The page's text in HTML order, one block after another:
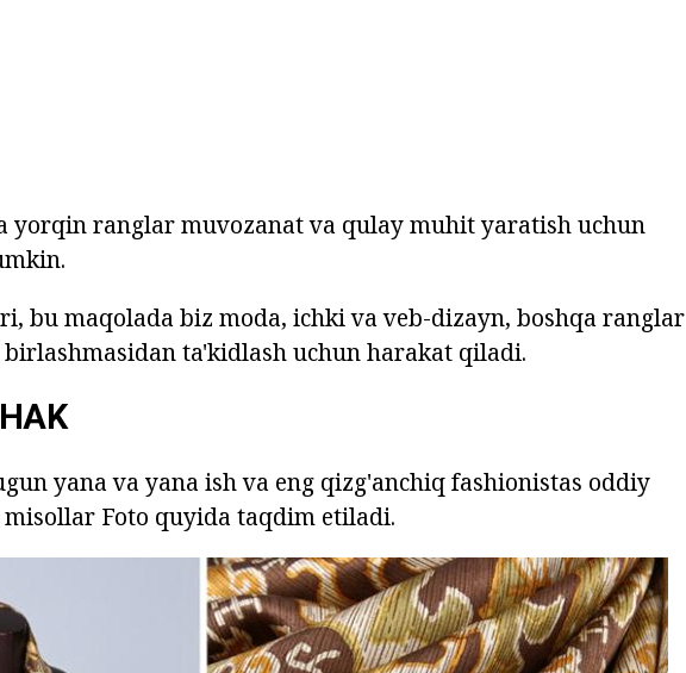
yorqin ranglar muvozanat va qulay muhit yaratish uchun
bu maqolada biz moda, ichki va veb-dizayn, boshqa ranglar
ta'kidlash uchun harakat qiladi.
yana va yana ish va eng qizg'anchiq fashionistas oddiy
Foto quyida taqdim etiladi.